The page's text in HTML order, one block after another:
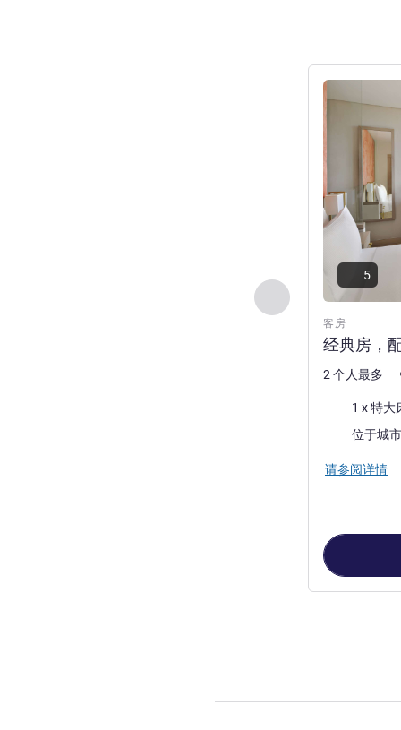
上一个 - 客房
客房
经典房，
请参阅详情
5
2 个人最多
床上用品1 x 特大
位于城
请参阅详情